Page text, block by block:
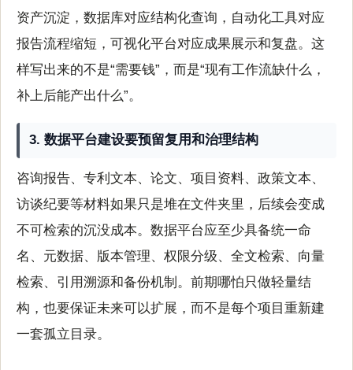
资产沉淀，数据库对应结构化查询，自动化工具对应
报告流程缩短，可视化平台对应成果展示和复盘。这
样写出来的不是“需要钱”，而是“现有工作流缺什么，
补上后能产出什么”。
3. 数据平台建设要预留复用和治理结构
咨询报告、专利文本、论文、项目资料、政策文本、
访谈纪要等材料如果只是堆在文件夹里，后续会变成
不可检索的沉没成本。数据平台应至少具备统一命
名、元数据、版本管理、权限分级、全文检索、向量
检索、引用溯源和备份机制。前期哪怕只做轻量结
构，也要保证未来可以扩展，而不是每个项目重新建
一套孤立目录。